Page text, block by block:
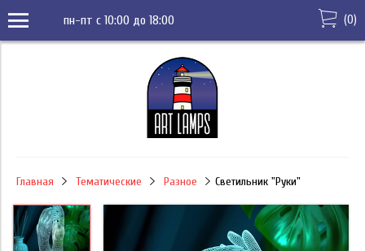
пн-пт с 10:00 до 18:00 (0)
Главная Тематические Разное Светильник "Руки"